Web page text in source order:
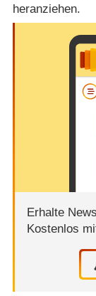
heranziehen.
Erhalte
Kostenlos